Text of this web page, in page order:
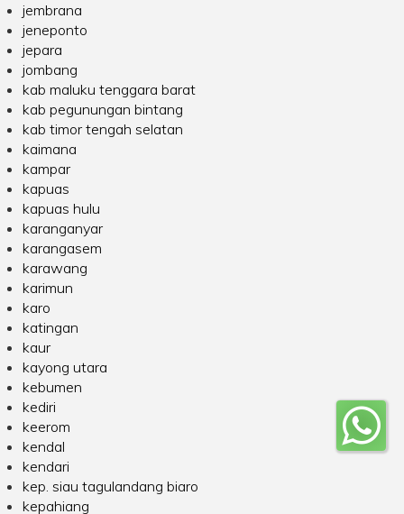
jembrana
jeneponto
jepara
jombang
kab maluku tenggara barat
kab pegunungan bintang
kab timor tengah selatan
kaimana
kampar
kapuas
kapuas hulu
karanganyar
karangasem
karawang
karimun
karo
katingan
kaur
kayong utara
kebumen
kediri
keerom
kendal
kendari
kep. siau tagulandang biaro
kepahiang